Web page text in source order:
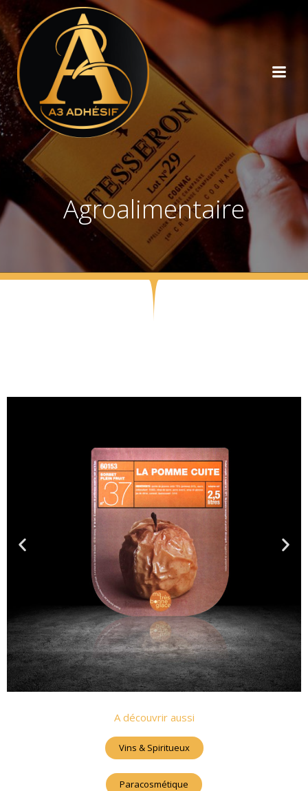
Agroalimentaire
A découvrir aussi
Vins & Spiritueux
Paracosmétique